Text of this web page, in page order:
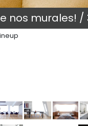
nos murales!